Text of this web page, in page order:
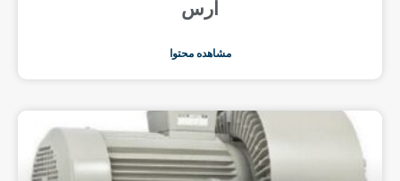
ارس
مشاهده محتوا